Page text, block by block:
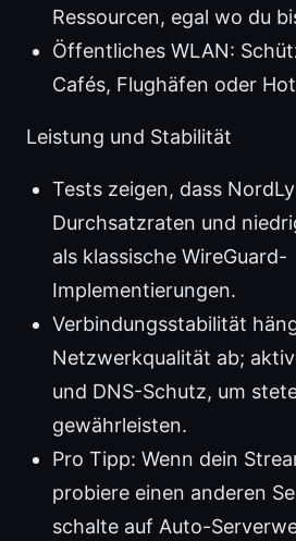
Ressourcen, egal wo du
Öffentliches WLAN:
Cafés, Flughäfen oder
Leistung und Stabilität
Tests zeigen, dass
Durchsatzraten und
als klassische WireGuard-
Implementierungen.
Verbindungsstabilität
Netzwerkqualität ab;
und DNS-Schutz, um
gewährleisten.
Pro Tipp: Wenn dein
probiere einen anderen
schalte auf Auto-